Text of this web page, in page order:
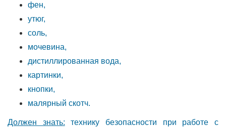
фен,
утюг,
соль,
мочевина,
дистиллированная вода,
картинки,
кнопки,
малярный скотч.
Должен знать: технику безопасности при работе с